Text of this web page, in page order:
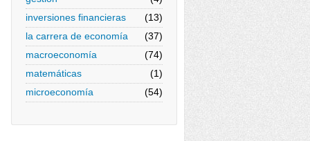
inversiones financieras
(13)
la carrera de economía
(37)
macroeconomía
(74)
matemáticas
(1)
microeconomía
(54)